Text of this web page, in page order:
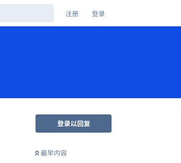
注册 登录
登录以回复
最早内容